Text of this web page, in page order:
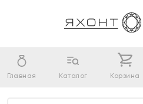
Главная Каталог Корзина